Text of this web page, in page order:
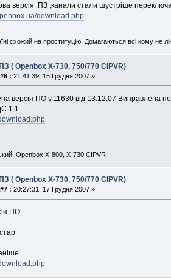
версія ПЗ ,канали стали шустріше
download.php
схожий на проституцію. Домагаються всі кому не
ПЗ ( Openbox X-730, 750/770 CIPVR)
: 21:41:39, 15 Грудня 2007 »
версія ПО v.11630 від 13.12.07 Виправлена
1.1
Openbox X-800, X-730 CIPVR
ПЗ ( Openbox X-730, 750/770 CIPVR)
: 20:27:31, 17 Грудня 2007 »
ПО